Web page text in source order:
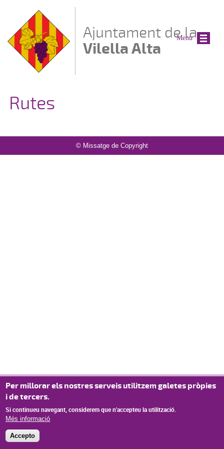
Ajuntament de la
Vilella Alta
Rutes
© Missatge de Copyright
Menu
Per millorar els nostres serveis utilitzem galetes pròpies
i de tercers.
Si continueu navegant, considerem que n'accepteu la utilització.
Més informació
Accepto